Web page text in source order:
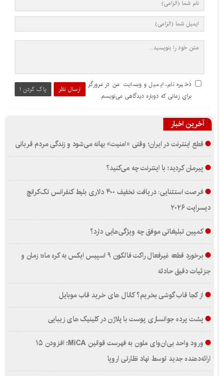
ارسال نظر پاک کردن !
ذخیره نام، ایمیل و وبسایت من در مرورگر
برای زمانی که دوباره دیدگاهی می‌نویسم.
آخرین اخبار
قطع اینترنت در ایران؛ وقتی «امنیت» بهانه می‌شود و زندگی مردم قربانی
پیرمان کردید؛ با اینترنت چه می‌کنید؟
فرصت استثنایی: دریافت تخفیف ۴۰۰ دلاری بلیط کنفرانس تک‌کرانچ
دیسراپت ۲۰۲۶
کمپین تبلیغاتی موفق چه ویژگی‌هایی دارد؟
برخورد قطعه غیرفعال راکت فالکون ۹ اسپیس ایکس به کره ماه؛ زمان و
جزئیات دقیق حادثه
از کجا قاب گوشی بخریم؟ کانال های خرید قاب موبایل
پشت پرده جوانسازی پوست با پلاژن در کلینیک های زیبایی
ورود واحد بی‌ان‌وای ملون به فهرست قوانین MiCA؛ افزودن ۱۵
ارائه‌دهنده جدید توسط نهاد نظارتی اروپا